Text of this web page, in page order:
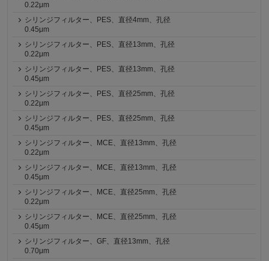
0.22μm
シリンジフィルター、PES、直径4mm、孔径
0.45μm
シリンジフィルター、PES、直径13mm、孔径
0.22μm
シリンジフィルター、PES、直径13mm、孔径
0.45μm
シリンジフィルター、PES、直径25mm、孔径
0.22μm
シリンジフィルター、PES、直径25mm、孔径
0.45μm
シリンジフィルター、MCE、直径13mm、孔径
0.22μm
シリンジフィルター、MCE、直径13mm、孔径
0.45μm
シリンジフィルター、MCE、直径25mm、孔径
0.22μm
シリンジフィルター、MCE、直径25mm、孔径
0.45μm
シリンジフィルター、GF、直径13mm、孔径
0.70μm